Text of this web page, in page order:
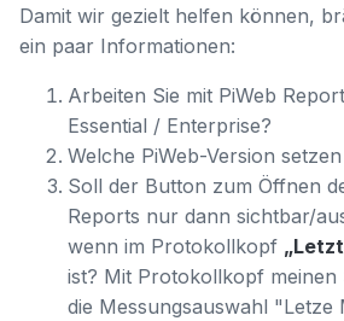
Damit wir gezielt helfen können,
ein paar Informationen:
Arbeiten Sie mit PiWeb
Essential / Enterprise?
Welche PiWeb-Version
Soll der Button zum Öffnen
Reports nur dann sichtbar/
wenn im Protokollkopf
ist? Mit Protokollkopf meinen
die Messungsauswahl "Letze